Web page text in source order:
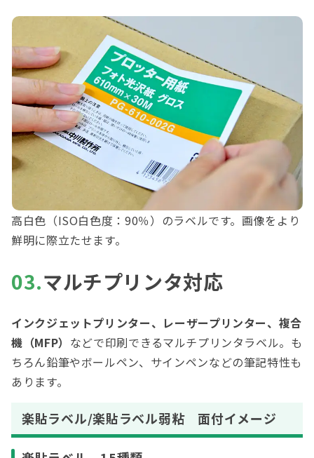
高白色（ISO白色度：90％）のラベルです。画像をより
鮮明に際立たせます。
03.マルチプリンタ対応
インクジェットプリンター、レーザープリンター、複合
機（MFP） などで印刷できるマルチプリンタラベル。も
ちろん鉛筆やボールペン、サインペンなどの筆記特性も
あります。
楽貼ラベル/楽貼ラベル弱粘 面付イメージ